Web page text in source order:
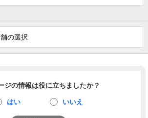
の選択
ジの情報は役に立ちましたか？
はい いいえ